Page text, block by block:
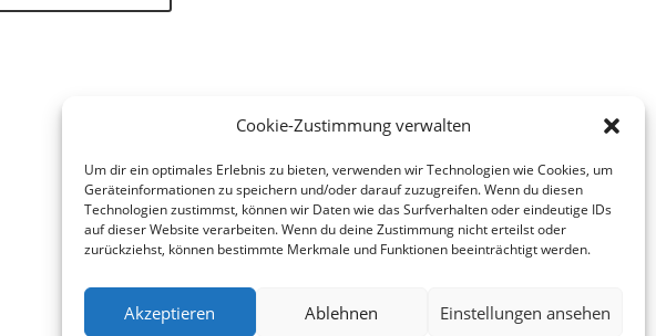
Cookie-Zustimmung verwalten
Um dir ein optimales Erlebnis zu bieten, verwenden wir Technologien wie Cookies, um
Geräteinformationen zu speichern und/oder darauf zuzugreifen. Wenn du diesen
Technologien zustimmst, können wir Daten wie das Surfverhalten oder eindeutige IDs
auf dieser Website verarbeiten. Wenn du deine Zustimmung nicht erteilst oder
zurückziehst, können bestimmte Merkmale und Funktionen beeinträchtigt werden.
Akzeptieren Ablehnen Einstellungen ansehen